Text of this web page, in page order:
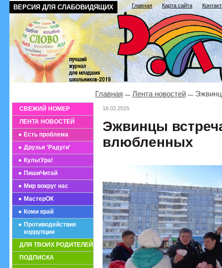
ВЕРСИЯ ДЛЯ СЛАБОВИДЯЩИХ Главная Карта сайта
СВЕЖИЙ НОМЕР
ЛЕНТА НОВОСТЕЙ
Есть проблема
Друзья 'Радуги'
КультУра!
ПишиЧитай
Мир вокруг нас
МастерОК
Коми край
Противодействие
коррупции
ДЛЯ ТВОИХ РОДИТЕЛЕЙ
ПОДПИСКА
Главная Лента новостей
18.02.2015
Эжвинцы
влюбленных